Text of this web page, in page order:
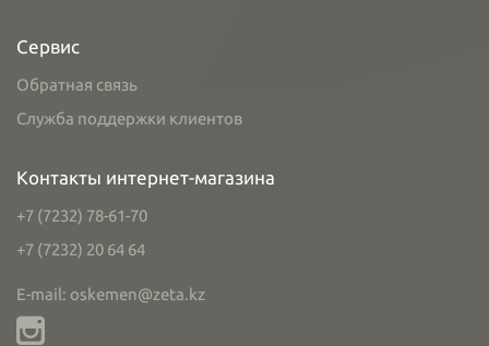
Сервис
Обратная связь
Служба поддержки клиентов
Контакты интернет-магазина
+7 (7232) 78-61-70
+7 (7232) 20 64 64
E-mail: oskemen@zeta.kz